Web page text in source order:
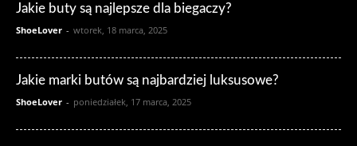
Jakie buty są najlepsze dla biegaczy?
ShoeLover - wtorek, 18 marca, 2025
Jakie marki butów są najbardziej luksusowe?
ShoeLover - poniedziałek, 17 marca, 2025